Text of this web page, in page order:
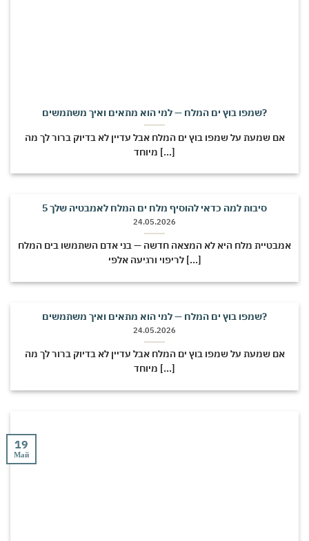
שמפו בוץ ים המלח — למי הוא מתאים ואיך משתמשים?
אם שמעת על שמפו בוץ ים המלח אבל עדיין לא בדיוק ברור לך מה
מיוחד [...]
5 סיבות למה כדאי להוסיף מלח ים המלח לאמבטיה שלך
24.05.2026
אמבטיית מלח היא לא המצאה חדשה — בני אדם השתמשו בים המלח
לריפוי ורגיעה אלפי [...]
שמפו בוץ ים המלח — למי הוא מתאים ואיך משתמשים?
24.05.2026
אם שמעת על שמפו בוץ ים המלח אבל עדיין לא בדיוק ברור לך מה
מיוחד [...]
19
Май